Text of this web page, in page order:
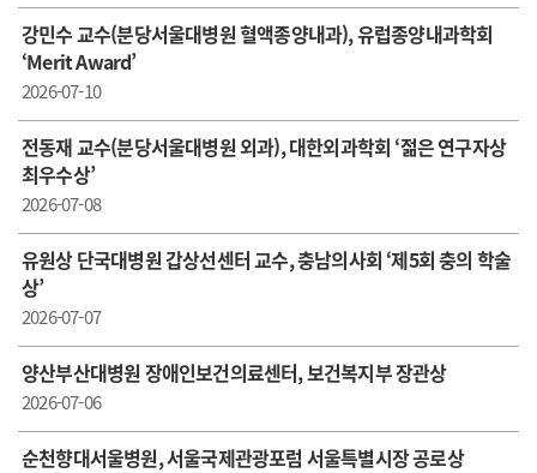
강민수 교수(분당서울대병원 혈액종양내과), 유럽종양내과학회
‘Merit Award’
2026-07-10
전동재 교수( 분당서울대병원 외과), 대한외과학회 ‘젊은 연구자상
최우수상’
2026-07-08
유원상 단국대병원 갑상선센터 교수, 충남의사회 ‘제5회 충의 학술
상’
2026-07-07
양산부산대병원 장애인보건의료센터, 보건복지부 장관상
2026-07-06
순천향대서울병원, 서울국제관광포럼 서울특별시장 공로상